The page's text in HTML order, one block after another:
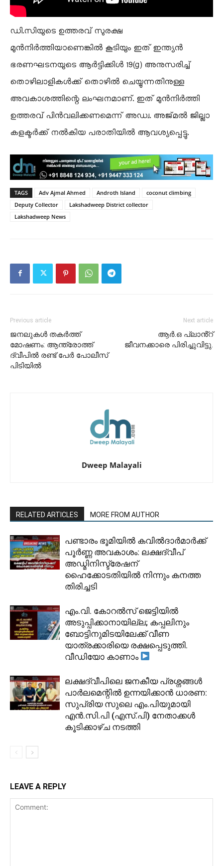
ഡി.സിയുടെ ഉത്തരവ് സുരക്ഷ
മുൻനിർത്തിയാണെങ്കിൽ കൂടിയും ഇത് ഇന്ത്യൻ
ഭരണഘടനയുടെ ആർട്ടിക്കിൾ 19(g) അനുസരിച്ച്
തൊഴിലാളികൾക്ക് തൊഴിൽ ചെയ്യുന്നതിനുള്ള
അവകാശത്തിന്റെ ലംഘനമാണ്. ഇത് മുൻനിർത്തി
ഉത്തരവ് പിൻവലിക്കണമെന്ന് അഡ്വ. അജ്മൽ ജില്ലാ
കളക്ടർക്ക് നൽകിയ പരാതിയിൽ ആവശ്യപ്പെട്ടു.
TAGS Adv Ajmal Ahmed Androth Island
coconut climbing
Deputy Collector
Lakshadweep District collector
Lakshadweep News
Previous article
ജനലുകൾ തകർത്ത്
മോഷണം: ആന്ത്രോത്ത്
ദ്വീപിൽ രണ്ട് പേർ പോലീസ്
പിടിയിൽ
Next article
ആർ.ഒ പ്ലാൻ്റ്
ജീവനക്കാരെ പിരിച്ചുവിട്ടു.
Dweep Malayali
RELATED ARTICLES MORE FROM AUTHOR
പണ്ടാരം ഭൂമിയിൽ കവിൽദാർമാർക്ക്
പൂർണ്ണ അവകാശം: ലക്ഷദ്വീപ്
അഡ്മിനിസ്ട്രേഷന്
ഹൈക്കോടതിയിൽ നിന്നും കനത്ത
തിരിച്ചടി
​എം.വി. കോറൽസ് ജെട്ടിയിൽ
അടുപ്പിക്കാനായില്ല; കപ്പലിനും
ബോട്ടിനുമിടയിലേക്ക് വീണ
യാത്രക്കാരിയെ രക്ഷപ്പെടുത്തി.
വീഡിയോ കാണാം
ലക്ഷദ്വീപിലെ ജനകീയ പ്രശ്നങ്ങൾ
പാർലമെന്റിൽ ഉന്നയിക്കാൻ ധാരണ:
സുപ്രിയ സുലെ എം.പിയുമായി
എൻ.സി.പി (എസ്.പി) നേതാക്കൾ
കൂടിക്കാഴ്ച നടത്തി
LEAVE A REPLY